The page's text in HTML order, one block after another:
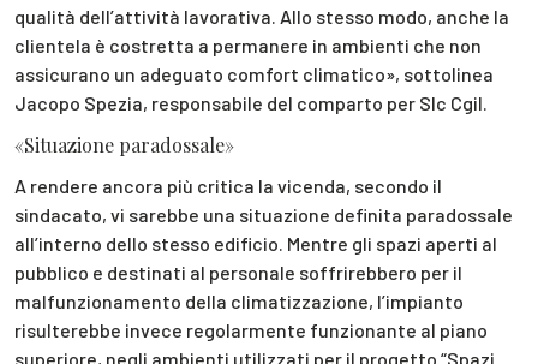
qualità dell’attività lavorativa. Allo stesso modo, anche la
clientela è costretta a permanere in ambienti che non
assicurano un adeguato comfort climatico», sottolinea
Jacopo Spezia, responsabile del comparto per Slc Cgil.
«Situazione paradossale»
A rendere ancora più critica la vicenda, secondo il
sindacato, vi sarebbe una situazione definita paradossale
all’interno dello stesso edificio. Mentre gli spazi aperti al
pubblico e destinati al personale soffrirebbero per il
malfunzionamento della climatizzazione, l’impianto
risulterebbe invece regolarmente funzionante al piano
superiore, negli ambienti utilizzati per il progetto “Spazi